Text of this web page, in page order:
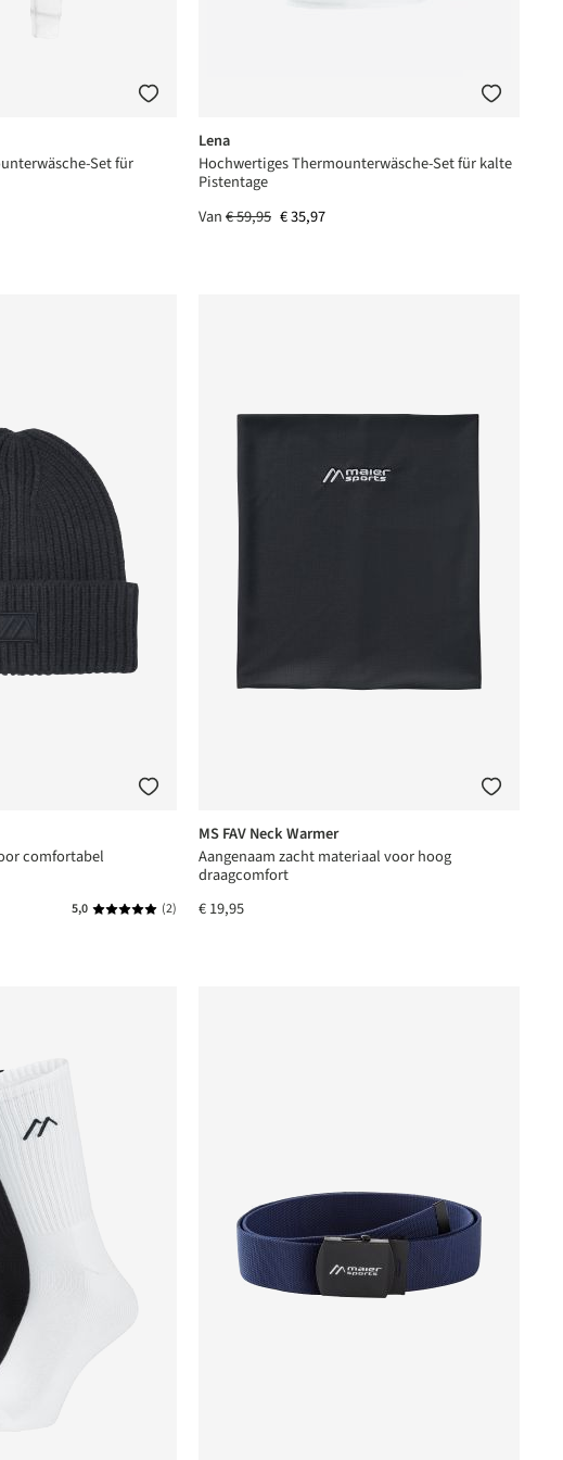
Set für
Lena
Hochwertiges Thermounterwäsche-Set für kalte
Pistentage
Van€ 59,95 € 35,97
comfortabel
5,0 Gemiddelde waardering van 5 van 5 sterren
(2)
MS FAV Neck Warmer
Aangenaam zacht materiaal voor hoog
draagcomfort
€ 19,95